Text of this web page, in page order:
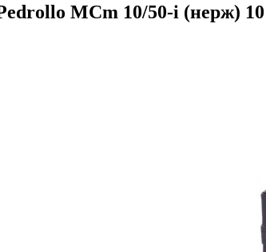
MCm 10/50-i (нерж)